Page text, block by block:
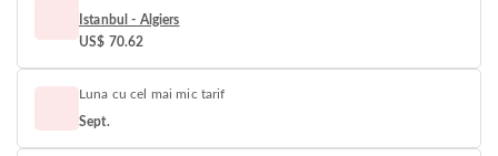
Istanbul - Algiers
US$ 70.62
Luna cu cel mai mic tarif
Sept.